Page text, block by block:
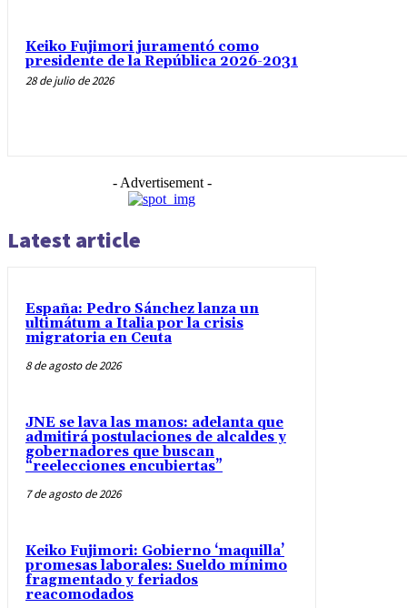
Keiko Fujimori juramentó como
presidente de la República 2026-2031
28 de julio de 2026
- Advertisement -
Latest article
España: Pedro Sánchez lanza un
ultimátum a Italia por la crisis
migratoria en Ceuta
8 de agosto de 2026
JNE se lava las manos: adelanta que
admitirá postulaciones de alcaldes y
gobernadores que buscan
“reelecciones encubiertas”
7 de agosto de 2026
Keiko Fujimori: Gobierno ‘maquilla’
promesas laborales: Sueldo mínimo
fragmentado y feriados
reacomodados